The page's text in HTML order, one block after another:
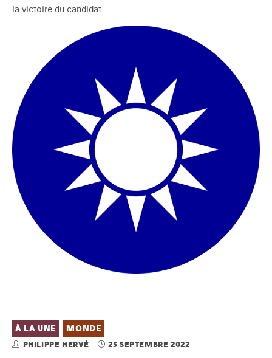
la victoire du candidat…
À LA UNE MONDE
PHILIPPE HERVÉ 25 SEPTEMBRE 2022